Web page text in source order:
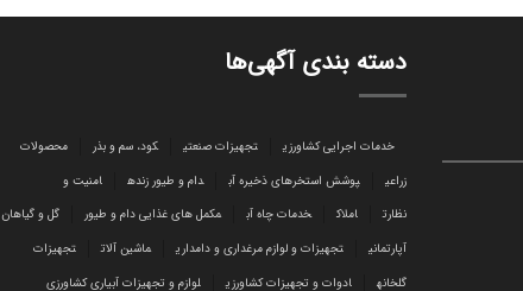
دسته بندی آگهی‌ها
خدمات اجرایی کشاورزی تجهیزات صنعتی کود، سم و بذر
محصولات
زراعی
پوشش استخرهای ذخیره آب دام و طیور زنده
امنیت و
نظارت
املاک خدمات چاه آب مکمل های غذایی دام و طیور
گل و گیاهان
آپارتمانی
تجهیزات و لوازم مرغداری و دامداری ماشین آلات
تجهیزات
گلخانه
ادوات و تجهیزات کشاورزی لوازم و تجهیزات آبیاری کشاورزی